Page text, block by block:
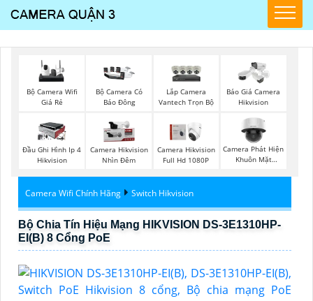
Bộ Camera Wifi
Giá Rẻ
Bộ Camera Có
Báo Đông
Lắp Camera
Vantech Trọn Bộ
Báo Giá Camera
Hikvision
Đầu Ghi Hình Ip 4
Hikvision
Camera Hikvision
Nhìn Đêm
Camera Hikvision
Full Hd 1080P
Camera Phát Hiện
Khuôn Mặt
Camera Wifi Chính Hãng Switch Hikvision
Bộ Chia Tín Hiệu Mạng HIKVISION DS-3E1310HP-
EI(B) 8 Cổng PoE